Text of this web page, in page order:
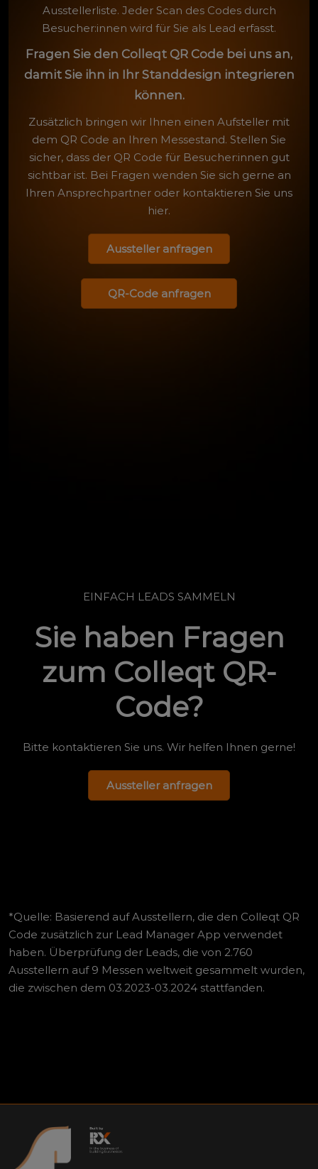
Ausstellerliste. Jeder Scan des Codes durch
Besucher:innen wird für Sie als Lead erfasst.
Fragen Sie den Colleqt QR Code bei uns an,
damit Sie ihn in Ihr Standdesign integrieren
können.
Zusätzlich bringen wir Ihnen einen Aufsteller mit
dem QR Code an Ihren Messestand. Stellen Sie
sicher, dass der QR Code für Besucher:innen gut
sichtbar ist. Bei Fragen wenden Sie sich gerne an
Ihren Ansprechpartner oder kontaktieren Sie uns
hier.
Aussteller anfragen
QR-Code anfragen
EINFACH LEADS SAMMELN
Sie haben Fragen
zum Colleqt QR-
Code?
Bitte kontaktieren Sie uns. Wir helfen Ihnen gerne!
Aussteller anfragen
*Quelle: Basierend auf Ausstellern, die den Colleqt QR
Code zusätzlich zur Lead Manager App verwendet
haben. Überprüfung der Leads, die von 2.760
Ausstellern auf 9 Messen weltweit gesammelt wurden,
die zwischen dem 03.2023-03.2024 stattfanden.